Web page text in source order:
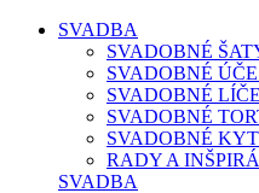
SVADBA
SVADOBNÉ
SVADOBNÉ
SVADOBNÉ
SVADOBNÉ
SVADOBNÉ
RADY A
SVADBA